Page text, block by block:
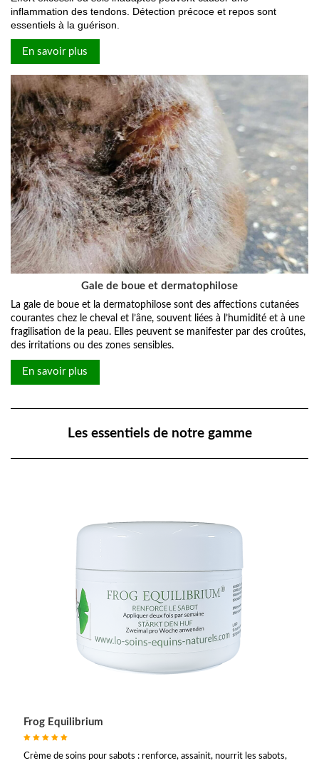
inflammation des tendons. Détection précoce et repos sont
essentiels à la guérison.
En savoir plus
Gale de boue et dermatophilose
La gale de boue et la dermatophilose sont des affections cutanées
courantes chez le cheval et l’âne, souvent liées à l’humidité et à une
fragilisation de la peau. Elles peuvent se manifester par des croûtes,
des irritations ou des zones sensibles.
En savoir plus
Les essentiels de notre gamme
Frog Equilibrium
Crème de soins pour sabots : renforce, assainit, nourrit les sabots,